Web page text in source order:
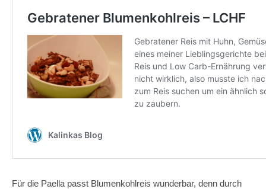
Für die Paella passt Blumenkohlreis wunderbar, denn durch